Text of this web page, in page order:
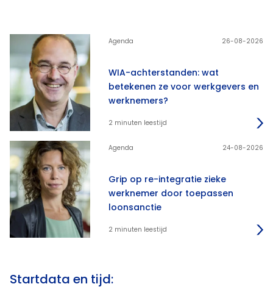
WIA-achterstanden: wat
betekenen ze voor werkgevers en
werknemers?
Agenda 26-08-2026
2 minuten leestijd
Grip op re-integratie zieke
werknemer door toepassen
loonsanctie
Agenda 24-08-2026
2 minuten leestijd
Startdata en tijd: